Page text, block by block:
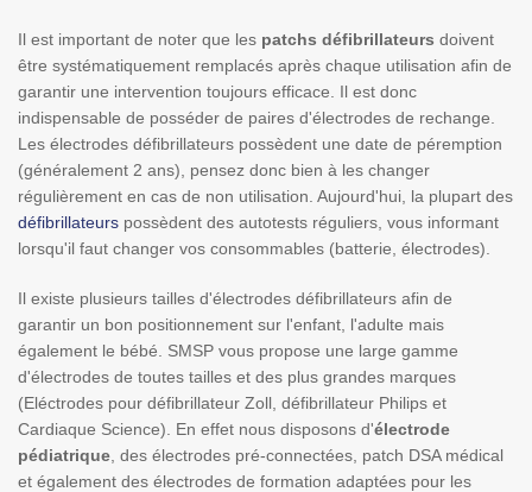
Il est important de noter que les patchs défibrillateurs doivent
être systématiquement remplacés après chaque utilisation afin de
garantir une intervention toujours efficace. Il est donc
indispensable de posséder de paires d'électrodes de rechange.
Les électrodes défibrillateurs possèdent une date de péremption
(généralement 2 ans), pensez donc bien à les changer
régulièrement en cas de non utilisation. Aujourd'hui, la plupart des
défibrillateurs possèdent des autotests réguliers, vous informant
lorsqu'il faut changer vos consommables (batterie, électrodes).
Il existe plusieurs tailles d'électrodes défibrillateurs afin de
garantir un bon positionnement sur l'enfant, l'adulte mais
également le bébé. SMSP vous propose une large gamme
d'électrodes de toutes tailles et des plus grandes marques
(Eléctrodes pour défibrillateur Zoll, défibrillateur Philips et
Cardiaque Science). En effet nous disposons d'électrode
pédiatrique , des électrodes pré-connectées, patch DSA médical
et également des électrodes de formation adaptées pour les